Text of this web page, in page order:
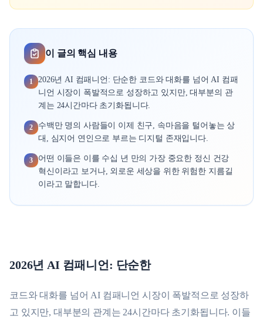
이 글의 핵심 내용
1
2026년 AI 컴패니언: 단순한 코드와 대화를 넘어 AI 컴패
니언 시장이 폭발적으로 성장하고 있지만, 대부분의 관
계는 24시간마다 초기화됩니다.
2
수백만 명의 사람들이 이제 친구, 속마음을 털어놓는 상
대, 심지어 연인으로 부르는 디지털 존재입니다.
3
어떤 이들은 이를 수십 년 만의 가장 중요한 정신 건강
혁신이라고 보거나, 외로운 세상을 위한 위험한 지름길
이라고 말합니다.
2026년 AI 컴패니언: 단순한
코드와 대화를 넘어 AI 컴패니언 시장이 폭발적으로 성장하
고 있지만, 대부분의 관계는 24시간마다 초기화됩니다. 이들